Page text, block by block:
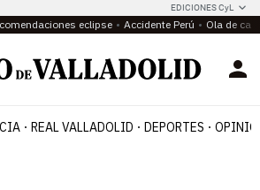
EDICIONES CyL
eclipse Accidente Perú Ola de
REAL VALLADOLID DEPORTES